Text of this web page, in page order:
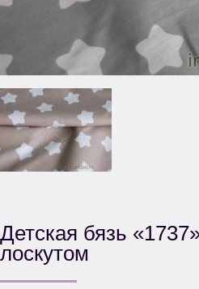
Детская бязь
лоскутом